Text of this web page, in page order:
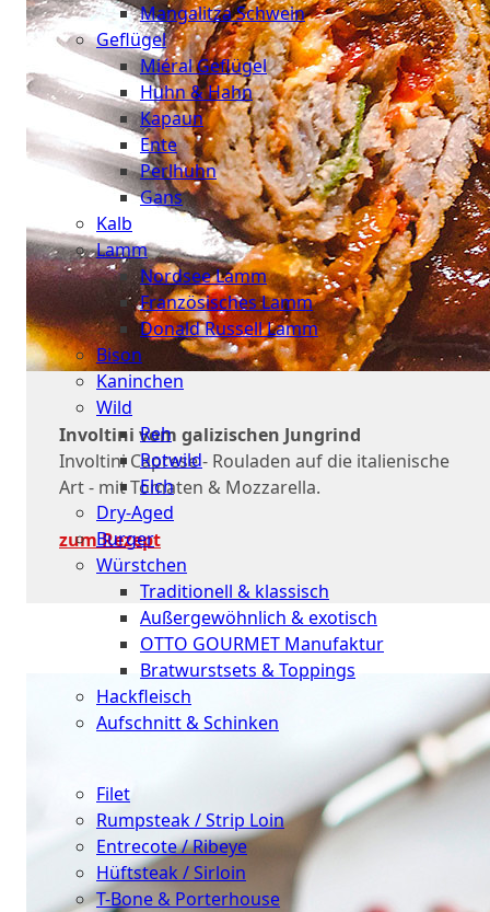
Mangalitza Schwein
Geflügel
Miéral Geflügel
Huhn & Hahn
Kapaun
Ente
Perlhuhn
Gans
Kalb
Lamm
Nordsee Lamm
Französisches Lamm
Donald Russell Lamm
Bison
Kaninchen
Wild
Reh
Rotwild
Elch
Dry-Aged
Burger
Würstchen
Traditionell & klassisch
Außergewöhnlich & exotisch
OTTO GOURMET Manufaktur
Bratwurstsets & Toppings
Hackfleisch
Aufschnitt & Schinken
Filet
Rumpsteak / Strip Loin
Entrecote / Ribeye
Hüftsteak / Sirloin
T-Bone & Porterhouse
Involtini vom galizischen Jungrind
Involtini Caprese - Rouladen auf die italienische
Art - mit Tomaten & Mozzarella.
zum Rezept